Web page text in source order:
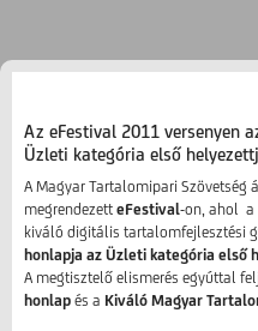
Az eFestival 2011 versenyen
Üzleti kategória első
A Magyar Tartalomipari
megrendezett eFestival-on, ahol a
kiváló digitális tartalomfejlesztési
honlapja az Üzleti kategória első
A megtisztelő elismerés egyúttal
honlap és a Kiváló Magyar